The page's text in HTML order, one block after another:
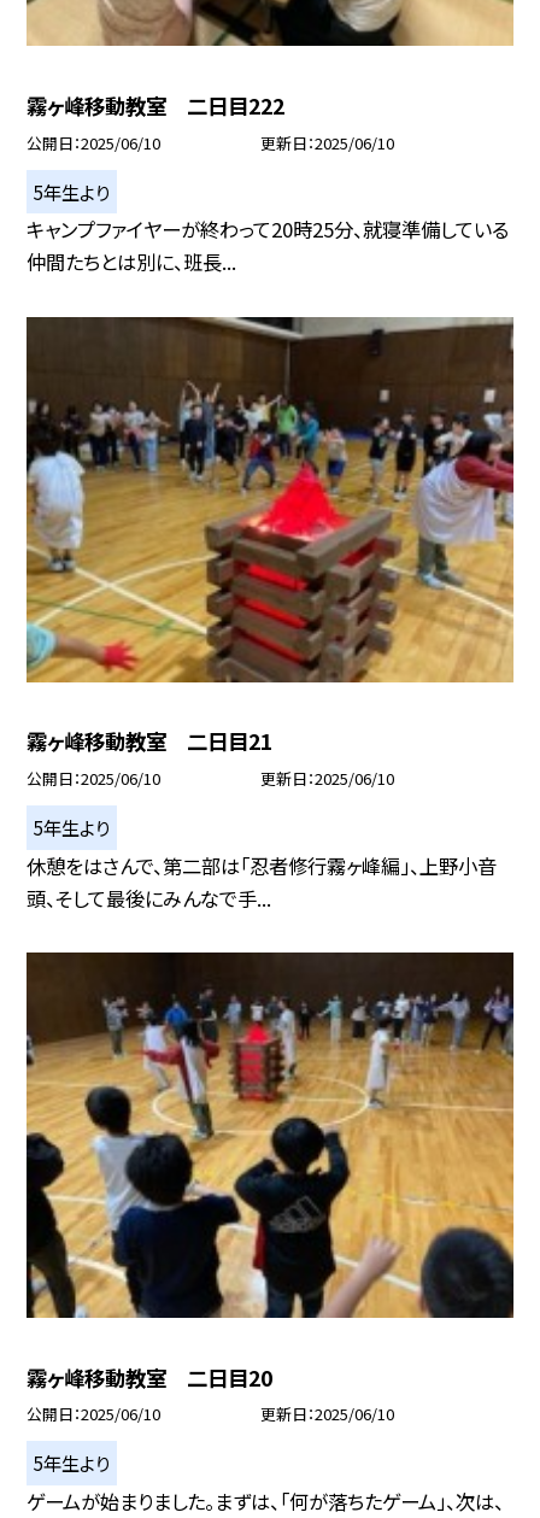
霧ヶ峰移動教室 二日目222
公開日 2025/06/10 更新日 2025/06/10
5年生より
キャンプファイヤーが終わって20時25分、就寝準備している
仲間たちとは別に、班長...
霧ヶ峰移動教室 二日目21
公開日 2025/06/10 更新日 2025/06/10
5年生より
休憩をはさんで、第二部は「忍者修行霧ヶ峰編」、上野小音
頭、そして最後にみんなで手...
霧ヶ峰移動教室 二日目20
公開日 2025/06/10 更新日 2025/06/10
5年生より
ゲームが始まりました。まずは、「何が落ちたゲーム」、次は、